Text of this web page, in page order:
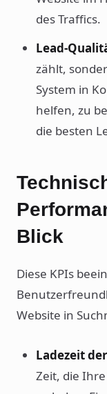
des Traffics.
Lead-
zählt,
System in
helfen, zu
die besten
Blick
Diese KPIs
Website in
Ladezeit
Zeit, die